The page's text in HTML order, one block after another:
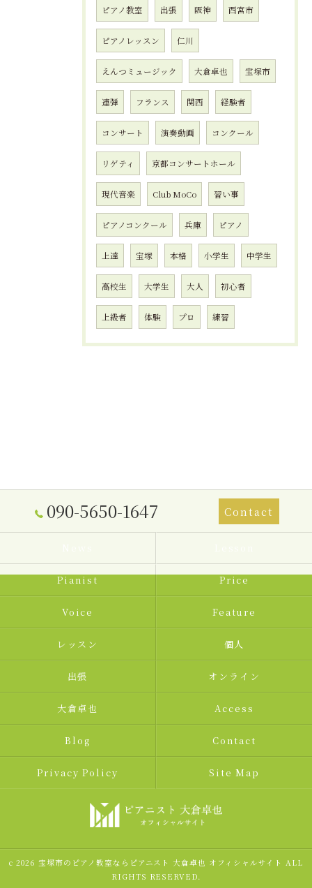
ピアノ教室 出張 阪神 西宮市
ピアノレッスン 仁川
えんつミュージック 大倉卓也 宝塚市
連弾 フランス 関西 経験者
コンサート 演奏動画 コンクール
リゲティ 京都コンサートホール
現代音楽 Club MoCo 習い事
ピアノコンクール 兵庫 ピアノ
上達 宝塚 本格 小学生 中学生
高校生 大学生 大人 初心者
上級者 体験 プロ 練習
090-5650-1647 Contact
Pianist Price
Voice Feature
レッスン 個人
出張 オンライン
大倉卓也 Access
Blog Contact
Privacy Policy Site Map
c 2026 宝塚市のピアノ教室ならピアニスト 大倉卓也 オフィシャルサイト ALL
RIGHTS RESERVED.